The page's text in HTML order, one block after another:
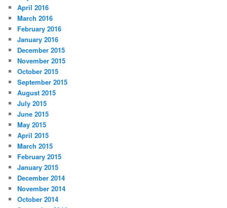
April 2016
March 2016
February 2016
January 2016
December 2015
November 2015
October 2015
September 2015
August 2015
July 2015
June 2015
May 2015
April 2015
March 2015
February 2015
January 2015
December 2014
November 2014
October 2014